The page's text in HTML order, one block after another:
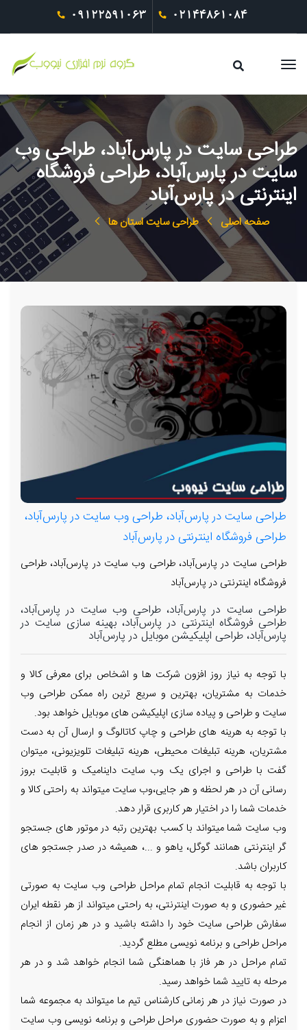
09122591063 02144861084
طراحی سایت در پارس‌آباد، طراحی وب
سایت در پارس‌آباد، طراحی فروشگاه
اینترنتی در پارس‌آباد
صفحه اصلی طراحی سایت استان ها
طراحی سایت در پارس‌آباد، طراحی وب سایت در پارس‌آباد،
طراحی فروشگاه اینترنتی در پارس‌آباد
طراحی سایت در پارس‌آباد، طراحی وب سایت در پارس‌آباد، طراحی
فروشگاه اینترنتی در پارس‌آباد
طراحی سایت در پارس‌آباد، طراحی وب سایت در پارس‌آباد،
طراحی فروشگاه اینترنتی در پارس‌آباد، بهینه سازی سایت در
پارس‌آباد، طراحی اپلیکیشن موبایل در پارس‌آباد
با توجه به نیاز روز افزون شرکت ها و اشخاص برای معرفی کالا و
خدمات به مشتریان، بهترین و سریع ترین راه ممکن طراحی وب
سایت و طراحی و پیاده سازی اپلیکیشن های موبایل خواهد بود.
با توجه به هرینه های طراحی و چاپ کاتالوگ و ارسال آن به دست
مشتریان، هرینه تبلیغات محیطی، هرینه تبلیغات تلویزیونی، میتوان
گفت با طراحی و اجرای یک وب سایت داینامیک و قابلیت بروز
رسانی آن در هر لحظه و هر جایی،وب سایت میتواند به راحتی کالا و
خدمات شما را در اختیار هر کاربری قرار دهد.
وب سایت شما میتواند با کسب بهترین رتبه در موتور های جستجو
گر اینترنتی همانند گوگل، یاهو و ...، همیشه در صدر جستجو های
کاربران باشد.
با توجه به قابلیت انجام تمام مراحل طراحی وب سایت به صورتی
غیر حضوری و به صورت اینترنتی، به راحتی میتواند از هر نقطه ایران
سفارش طراحی سایت خود را داشته باشید و در هر زمان از انجام
مراحل طراحی و برنامه نویسی مطلع گردید.
تمام مراحل در هر فاز با هماهنگی شما انجام خواهد شد و در هر
مرحله به تایید شما خواهد رسید.
در صورت نیاز در هر زمانی کارشناس تیم ما میتواند به مجموعه شما
اعزام و به صورت حضوری مراحل طراحی و برنامه نویسی وب سایت